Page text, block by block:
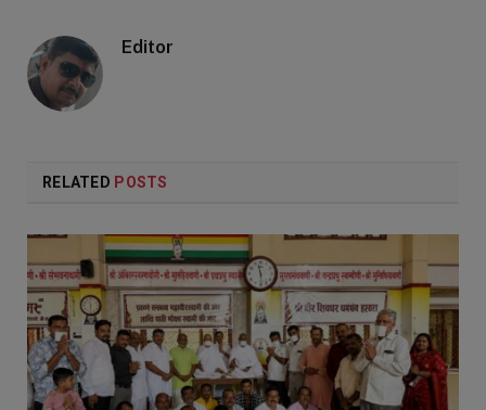
Editor
RELATED POSTS